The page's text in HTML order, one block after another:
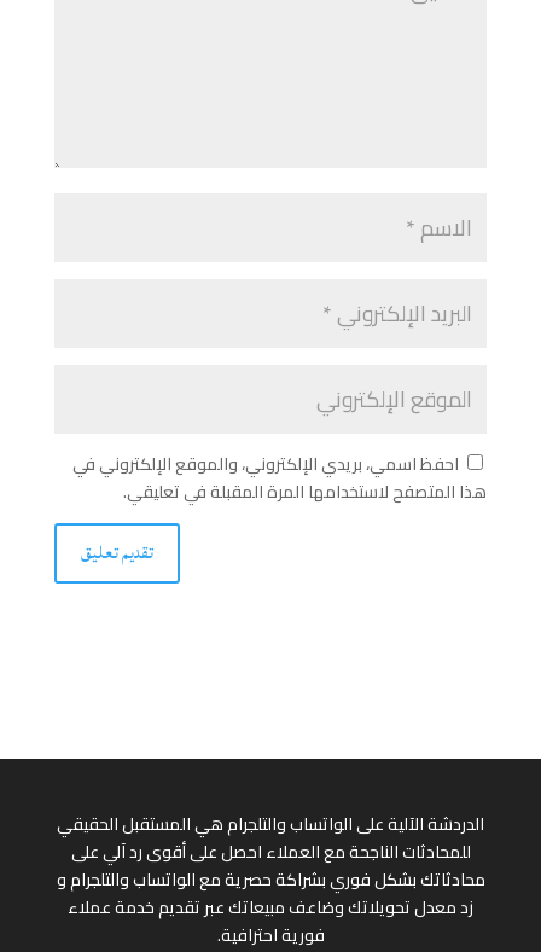
احفظ اسمي، بريدي الإلكتروني، والموقع الإلكتروني في
هذا المتصفح لاستخدامها المرة المقبلة في تعليقي.
الدردشة الآلية على الواتساب والتلجرام هي المستقبل الحقيقي
للمحادثات الناجحة مع العملاء احصل على أقوى رد آلي على
محادثاتك بشكل فوري بشراكة حصرية مع الواتساب والتلجرام و
زد معدل تحويلاتك وضاعف مبيعاتك عبر تقديم خدمة عملاء
فورية احترافية.